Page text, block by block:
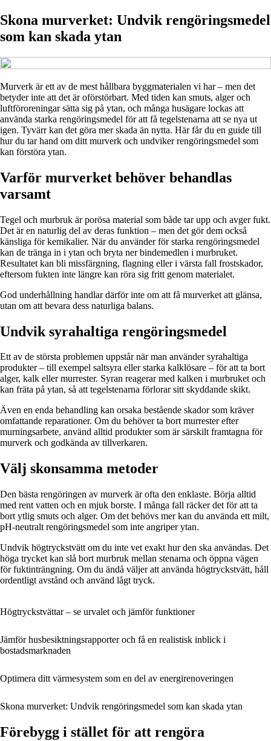
Skona murverket: Undvik rengöringsmedel
som kan skada ytan
Murverk är ett av de mest hållbara byggmaterialen vi har – men det
betyder inte att det är oförstörbart. Med tiden kan smuts, alger och
luftföroreningar sätta sig på ytan, och många husägare lockas att
använda starka rengöringsmedel för att få tegelstenarna att se nya ut
igen. Tyvärr kan det göra mer skada än nytta. Här får du en guide till
hur du tar hand om ditt murverk och undviker rengöringsmedel som
kan förstöra ytan.
Varför murverket behöver behandlas
varsamt
Tegel och murbruk är porösa material som både tar upp och avger fukt.
Det är en naturlig del av deras funktion – men det gör dem också
känsliga för kemikalier. När du använder för starka rengöringsmedel
kan de tränga in i ytan och bryta ner bindemedlen i murbruket.
Resultatet kan bli missfärgning, flagning eller i värsta fall frostskador,
eftersom fukten inte längre kan röra sig fritt genom materialet.
God underhållning handlar därför inte om att få murverket att glänsa,
utan om att bevara dess naturliga balans.
Undvik syrahaltiga rengöringsmedel
Ett av de största problemen uppstår när man använder syrahaltiga
produkter – till exempel saltsyra eller starka kalklösare – för att ta bort
alger, kalk eller murrester. Syran reagerar med kalken i murbruket och
kan fräta på ytan, så att tegelstenarna förlorar sitt skyddande skikt.
Även en enda behandling kan orsaka bestående skador som kräver
omfattande reparationer. Om du behöver ta bort murrester efter
murningsarbete, använd alltid produkter som är särskilt framtagna för
murverk och godkända av tillverkaren.
Välj skonsamma metoder
Den bästa rengöringen av murverk är ofta den enklaste. Börja alltid
med rent vatten och en mjuk borste. I många fall räcker det för att ta
bort ytlig smuts och alger. Om det behövs mer kan du använda ett milt,
pH-neutralt rengöringsmedel som inte angriper ytan.
Undvik högtryckstvätt om du inte vet exakt hur den ska användas. Det
höga trycket kan slå bort murbruk mellan stenarna och öppna vägen
för fuktinträngning. Om du ändå väljer att använda högtryckstvätt, håll
ordentligt avstånd och använd lågt tryck.
Högtryckstvättar – se urvalet och jämför funktioner
Jämför husbesiktningsrapporter och få en realistisk inblick i
bostadsmarknaden
Optimera ditt värmesystem som en del av energirenoveringen
Skona murverket: Undvik rengöringsmedel som kan skada ytan
Förebygg i stället för att rengöra